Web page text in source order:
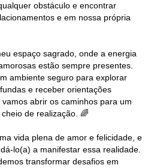
obstáculo e encontrar
e em nossa própria
espaço sagrado, onde a energia
estão sempre presentes.
ambiente seguro para explorar
e receber orientações
abrir os caminhos para um
de realização. 🌈
vida plena de amor e felicidade, e
lo(a) a manifestar essa realidade.
transformar desafios em